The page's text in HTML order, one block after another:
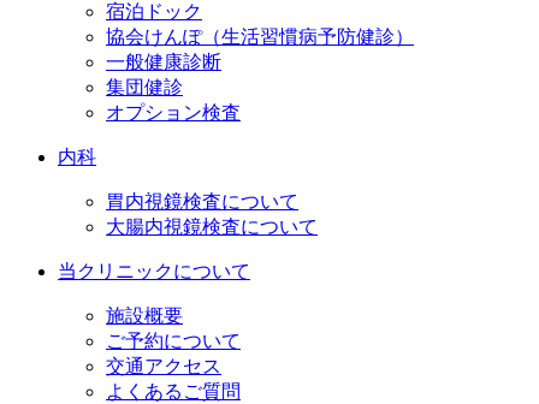
宿泊ドック
協会けんぽ（生活習慣病予防健診）
一般健康診断
集団健診
オプション検査
内科
胃内視鏡検査について
大腸内視鏡検査について
当クリニックについて
施設概要
ご予約について
交通アクセス
よくあるご質問